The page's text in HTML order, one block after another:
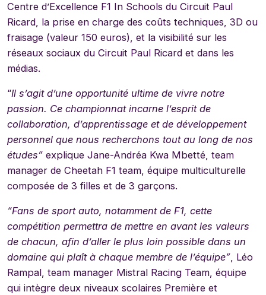
Centre d’Excellence F1 In Schools du Circuit Paul
Ricard, la prise en charge des coûts techniques, 3D ou
fraisage (valeur 150 euros), et la visibilité sur les
réseaux sociaux du Circuit Paul Ricard et dans les
médias.
“Il s’agit d’une opportunité ultime de vivre notre
passion. Ce championnat incarne l’esprit de
collaboration, d’apprentissage et de développement
personnel que nous recherchons tout au long de nos
études” explique Jane-Andréa Kwa Mbetté, team
manager de Cheetah F1 team, équipe multiculturelle
composée de 3 filles et de 3 garçons.
“Fans de sport auto, notamment de F1, cette
compétition permettra de mettre en avant les valeurs
de chacun, afin d’aller le plus loin possible dans un
domaine qui plaît à chaque membre de l’équipe”, Léo
Rampal, team manager Mistral Racing Team, équipe
qui intègre deux niveaux scolaires Première et